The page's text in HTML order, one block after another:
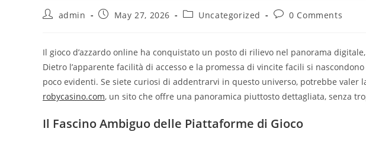
Postadmin
PostMay 27, 2026
PostUncategorized
Post0 Comments
Il gioco d’azzardo online ha conquistato un posto di rilievo nel panorama
Dietro l’apparente facilità di accesso e la promessa di vincite facili si
poco evidenti. Se siete curiosi di addentrarvi in questo universo, potrebbe valer
robycasino.com, un sito che offre una panoramica piuttosto dettagliata, senza
Il Fascino Ambiguo delle Piattaforme di Gioco